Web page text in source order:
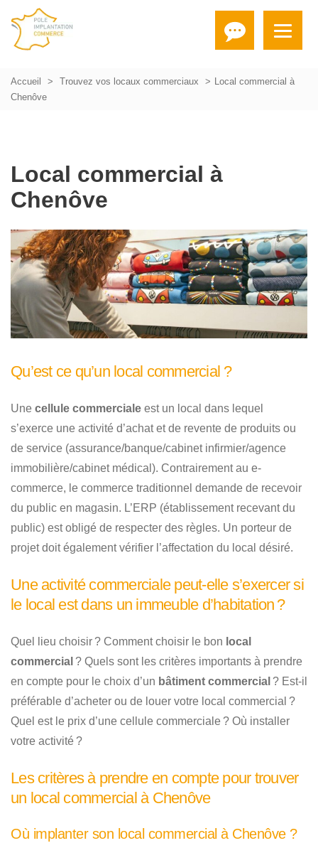
Accueil Trouvez vos locaux commerciaux
Local commercial à
Chenôve
Local commercial à
Chenôve
Qu’est ce qu’un local commercial ?
Une cellule commerciale est un local dans lequel
s’exerce une activité d’achat et de revente de produits ou
de service (assurance/banque/cabinet infirmier/agence
immobilière/cabinet médical). Contrairement au e-
commerce, le commerce traditionnel demande de recevoir
du public en magasin. L’ERP (établissement recevant du
public) est obligé de respecter des règles. Un porteur de
projet doit également vérifier l’affectation du local désiré.
Une activité commerciale peut-elle s’exercer si
le local est dans un immeuble d’habitation ?
Quel lieu choisir ? Comment choisir le bon local
commercial ? Quels sont les critères importants à prendre
en compte pour le choix d’un bâtiment commercial ? Est-il
préférable d’acheter ou de louer votre local commercial ?
Quel est le prix d’une cellule commerciale ? Où installer
votre activité ?
Les critères à prendre en compte pour trouver
un local commercial à Chenôve
Où implanter son local commercial à Chenôve ?